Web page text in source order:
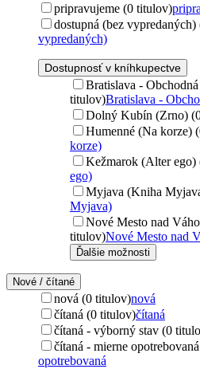
pripravujeme (0 titulov)
dostupná (bez
vypredaných)
Dostupnosť v kníhkupectve
Bratislava -
titulov)Bratislava -
Dolný Kubín (Zrno)
Humenné (Na korze)
korze)
Kežmarok (Alter ego)
ego)
Myjava (Kniha
Myjava)
Nové Mesto nad
titulov)Nové Mesto nad
Ďalšie možnosti
Nové / čítané
nová (0 titulov)nová
čítaná (0 titulov)čítaná
čítaná - výborný stav (0
čítaná - mierne
opotrebovaná